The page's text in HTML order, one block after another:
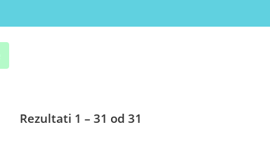
Rezultati 1 – 31 od 31